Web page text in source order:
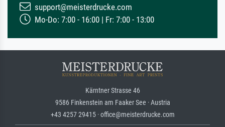
support@meisterdrucke.com
Mo-Do: 7:00 - 16:00 | Fr: 7:00 - 13:00
Kärntner Strasse 46
9586 Finkenstein am Faaker See · Austria
+43 4257 29415 · office@meisterdrucke.com